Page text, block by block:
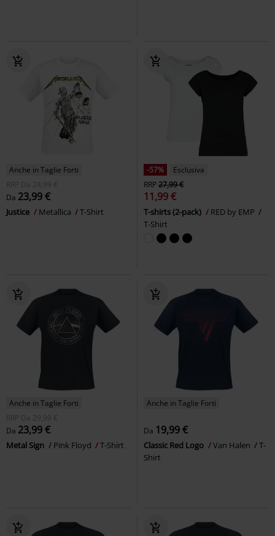
Anche in Taglie Forti
RRP
Da 24,99 €
Da 23,99 €
Justice Metallica T-Shirt
-57%
Esclusiva
RRP27,99 €
11,99 €
T-shirts (2-pack)
RED by EMP
T-Shirt
Anche in Taglie Forti
RRP
Da 29,99 €
Da 23,99 €
Metal Sign Pink Floyd T-Shirt
Anche in Taglie Forti
Da 19,99 €
Classic Red Logo Van Halen
T-
Shirt